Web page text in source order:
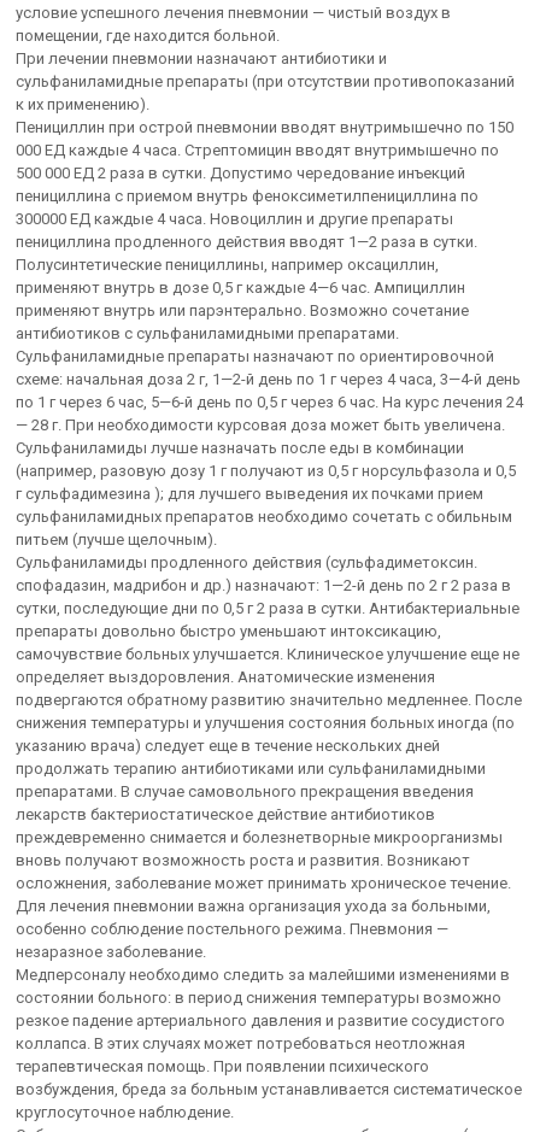
условие успешного лечения пневмонии — чистый воздух в
помещении, где находится больной.
При лечении пневмонии назначают антибиотики и
сульфаниламидные препараты (при отсутствии противопоказаний
к их применению).
Пенициллин при острой пневмонии вводят внутримышечно по 150
000 ЕД каждые 4 часа. Стрептомицин вводят внутримышечно по
500 000 ЕД 2 раза в сутки. Допустимо чередование инъекций
пенициллина с приемом внутрь феноксиметилпенициллина по
300000 ЕД каждые 4 часа. Новоциллин и другие препараты
пенициллина продленного действия вводят 1—2 раза в сутки.
Полусинтетические пенициллины, например оксациллин,
применяют внутрь в дозе 0,5 г каждые 4—6 час. Ампициллин
применяют внутрь или парэнтерально. Возможно сочетание
антибиотиков с сульфаниламидными препаратами.
Сульфаниламидные препараты назначают по ориентировочной
схеме: начальная доза 2 г, 1—2-й день по 1 г через 4 часа, 3—4-й день
по 1 г через 6 час, 5—6-й день по 0,5 г через 6 час. На курс лечения 24
— 28 г. При необходимости курсовая доза может быть увеличена.
Сульфаниламиды лучше назначать после еды в комбинации
(например, разовую дозу 1 г получают из 0,5 г норсульфазола и 0,5
г сульфадимезина ); для лучшего выведения их почками прием
сульфаниламидных препаратов необходимо сочетать с обильным
питьем (лучше щелочным).
Сульфаниламиды продленного действия (сульфадиметоксин.
спофадазин, мадрибон и др.) назначают: 1—2-й день по 2 г 2 раза в
сутки, последующие дни по 0,5 г 2 раза в сутки. Антибактериальные
препараты довольно быстро уменьшают интоксикацию,
самочувствие больных улучшается. Клиническое улучшение еще не
определяет выздоровления. Анатомические изменения
подвергаются обратному развитию значительно медленнее. После
снижения температуры и улучшения состояния больных иногда (по
указанию врача) следует еще в течение нескольких дней
продолжать терапию антибиотиками или сульфаниламидными
препаратами. В случае самовольного прекращения введения
лекарств бактериостатическое действие антибиотиков
преждевременно снимается и болезнетворные микроорганизмы
вновь получают возможность роста и развития. Возникают
осложнения, заболевание может принимать хроническое течение.
Для лечения пневмонии важна организация ухода за больными,
особенно соблюдение постельного режима. Пневмония —
незаразное заболевание.
Медперсоналу необходимо следить за малейшими изменениями в
состоянии больного: в период снижения температуры возможно
резкое падение артериального давления и развитие сосудистого
коллапса. В этих случаях может потребоваться неотложная
терапевтическая помощь. При появлении психического
возбуждения, бреда за больным устанавливается систематическое
круглосуточное наблюдение.